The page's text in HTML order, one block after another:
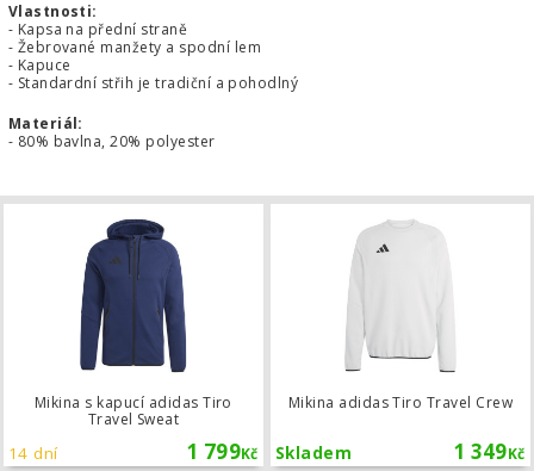
Vlastnosti:
- Kapsa na přední straně
- Žebrované manžety a spodní lem
- Kapuce
- Standardní střih je tradiční a pohodlný
Materiál:
- 80% bavlna, 20% polyester
Mikina s kapucí adidas Tiro
Travel Sweat
1 799Kč
14 dní
Mikina adidas Tiro Travel Crew
1 349Kč
Skladem